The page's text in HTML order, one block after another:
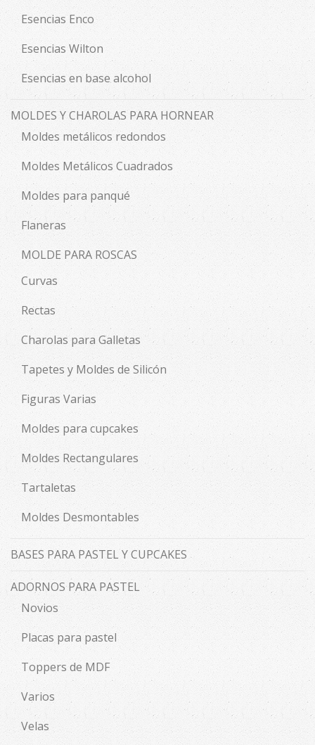
Esencias Enco
Esencias Wilton
Esencias en base alcohol
MOLDES Y CHAROLAS PARA HORNEAR
Moldes metálicos redondos
Moldes Metálicos Cuadrados
Moldes para panqué
Flaneras
MOLDE PARA ROSCAS
Curvas
Rectas
Charolas para Galletas
Tapetes y Moldes de Silicón
Figuras Varias
Moldes para cupcakes
Moldes Rectangulares
Tartaletas
Moldes Desmontables
BASES PARA PASTEL Y CUPCAKES
ADORNOS PARA PASTEL
Novios
Placas para pastel
Toppers de MDF
Varios
Velas